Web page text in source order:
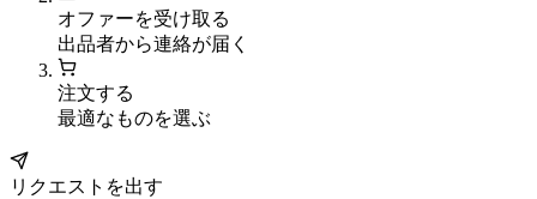
オファーを受け取る
出品者から連絡が届く
注文する
最適なものを選ぶ
リクエストを出す